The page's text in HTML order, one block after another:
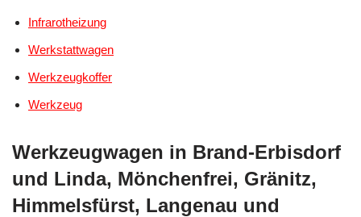
Infrarotheizung
Werkstattwagen
Werkzeugkoffer
Werkzeug
Werkzeugwagen in Brand-Erbisdorf
und Linda, Mönchenfrei, Gränitz,
Himmelsfürst, Langenau und